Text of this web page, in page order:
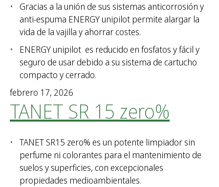
c
Gracias a la unión de sus sistemas anticorrosión y
anti-espuma ENERGY unipilot permite alargar la
vida de la vajilla y ahorrar costes.
ENERGY unipilot es reducido en fosfatos y fácil y
seguro de usar debido a su sistema de cartucho
compacto y cerrado.
febrero 17, 2026
TANET SR 15 zero%
TANET SR15 zero% es un potente limpiador sin
perfume ni colorantes para el mantenimiento de
suelos y superficies, con excepcionales
propiedades medioambientales.